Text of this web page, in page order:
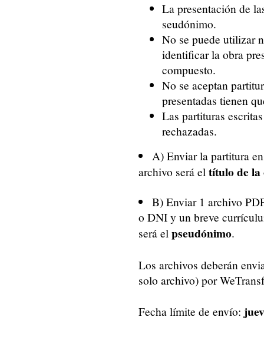
La presentación de
seudónimo.
No se puede utilizar
identificar la obra
compuesto.
No se aceptan
presentadas tienen
Las partituras
rechazadas.
A) Enviar la partitura
archivo será el título de
B) Enviar 1 archivo
o DNI y un breve
será el pseudónimo.
Los archivos deberán
solo archivo) por
Fecha límite de envío: